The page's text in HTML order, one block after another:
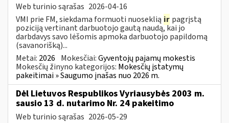
Web turinio sąrašas 2026-04-16
VMI prie FM, siekdama formuoti nuoseklią ir pagrįstą
poziciją vertinant darbuotojo gautą naudą, kai jo
darbdavys savo lėšomis apmoka darbuotojo papildomą
(savanorišką)...
Metai: 2026 Mokesčiai:Gyventojų pajamų mokestis
Mokesčių žinyno kategorijos: Mokesčių įstatymų
pakeitimai » Saugumo įnašas nuo 2026 m.
Dėl Lietuvos Respublikos Vyriausybės 2003 m.
sausio 13 d. nutarimo Nr. 24 pakeitimo
Web turinio sąrašas 2026-05-29